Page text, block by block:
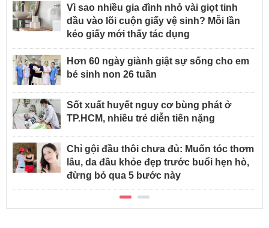
Vì sao nhiều gia đình nhỏ vài giọt tinh
dầu vào lõi cuộn giấy vệ sinh? Mỗi lần
kéo giấy mới thấy tác dụng
Hơn 60 ngày giành giật sự sống cho em
bé sinh non 26 tuần
Sốt xuất huyết nguy cơ bùng phát ở
TP.HCM, nhiều trẻ diễn tiến nặng
Chỉ gội đầu thôi chưa đủ: Muốn tóc thơm
lâu, da đầu khỏe đẹp trước buổi hẹn hò,
đừng bỏ qua 5 bước này